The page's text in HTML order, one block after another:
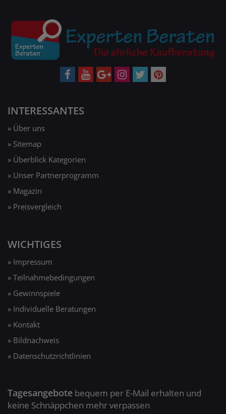
INTERESSANTES
» Über uns
» Sitemap
» Überblick Kategorien
» Unser Partnerprogramm
» Magazin
» Preisvergleich
WICHTIGES
» Impressum
» Teilnahmebedingungen
» Gewinnspiele
» Individuelle Beratungen
» Kontakt
» Bildnachweis
» Datenschutzrichtlinien
Tagesangebote bequem per E-Mail erhalten und
keine Schnäppchen mehr verpassen